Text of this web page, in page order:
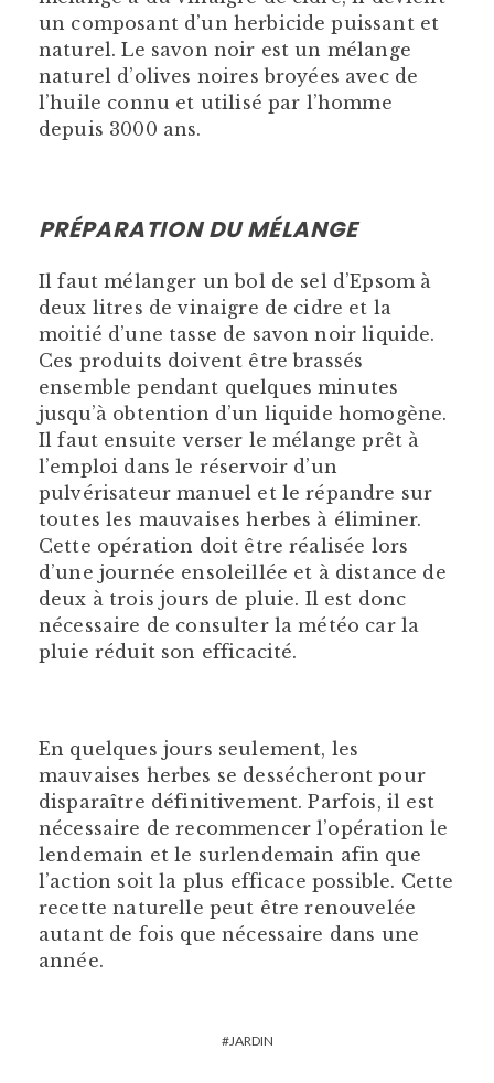
un composant d’un herbicide puissant et
naturel. Le savon noir est un mélange
naturel d’olives noires broyées avec de
l’huile connu et utilisé par l’homme
depuis 3000 ans.
PRÉPARATION DU MÉLANGE
Il faut mélanger un bol de sel d’Epsom à
deux litres de vinaigre de cidre et la
moitié d’une tasse de savon noir liquide.
Ces produits doivent être brassés
ensemble pendant quelques minutes
jusqu’à obtention d’un liquide homogène.
Il faut ensuite verser le mélange prêt à
l’emploi dans le réservoir d’un
pulvérisateur manuel et le répandre sur
toutes les mauvaises herbes à éliminer.
Cette opération doit être réalisée lors
d’une journée ensoleillée et à distance de
deux à trois jours de pluie. Il est donc
nécessaire de consulter la météo car la
pluie réduit son efficacité.
En quelques jours seulement, les
mauvaises herbes se dessécheront pour
disparaître définitivement. Parfois, il est
nécessaire de recommencer l’opération le
lendemain et le surlendemain afin que
l’action soit la plus efficace possible. Cette
recette naturelle peut être renouvelée
autant de fois que nécessaire dans une
année.
JARDIN